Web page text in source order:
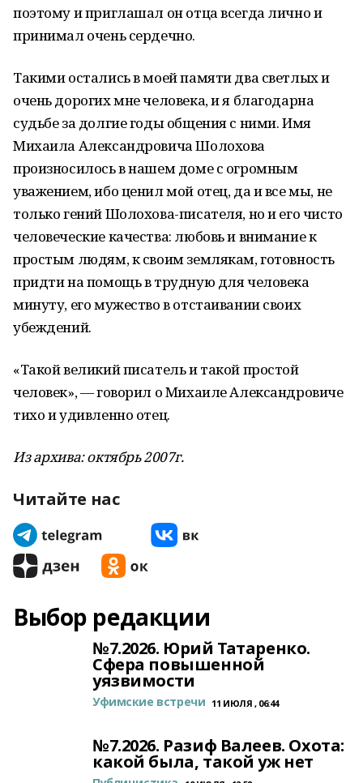
поэтому и приглашал он отца всегда лично и
принимал очень сердечно.
Такими остались в моей памяти два светлых и
очень дорогих мне человека, и я благодарна
судьбе за долгие годы общения с ними. Имя
Михаила Александровича Шолохова
произносилось в нашем доме с огромным
уважением, ибо ценил мой отец, да и все мы, не
только гений Шолохова-писателя, но и его чисто
человеческие качества: любовь и внимание к
простым людям, к своим землякам, готовность
придти на помощь в трудную для человека
минуту, его мужество в отстаивании своих
убеждений.
«Такой великий писатель и такой простой
человек», — говорил о Михаиле Александровиче
тихо и удивленно отец.
Из архива: октябрь 2007г.
Читайте нас
Выбор редакции
№7.2026. Юрий Татаренко.
Сфера повышенной
уязвимости
Уфимские встречи 11 ИЮЛЯ , 06:44
№7.2026. Разиф Валеев. Охота:
какой была, такой уж нет